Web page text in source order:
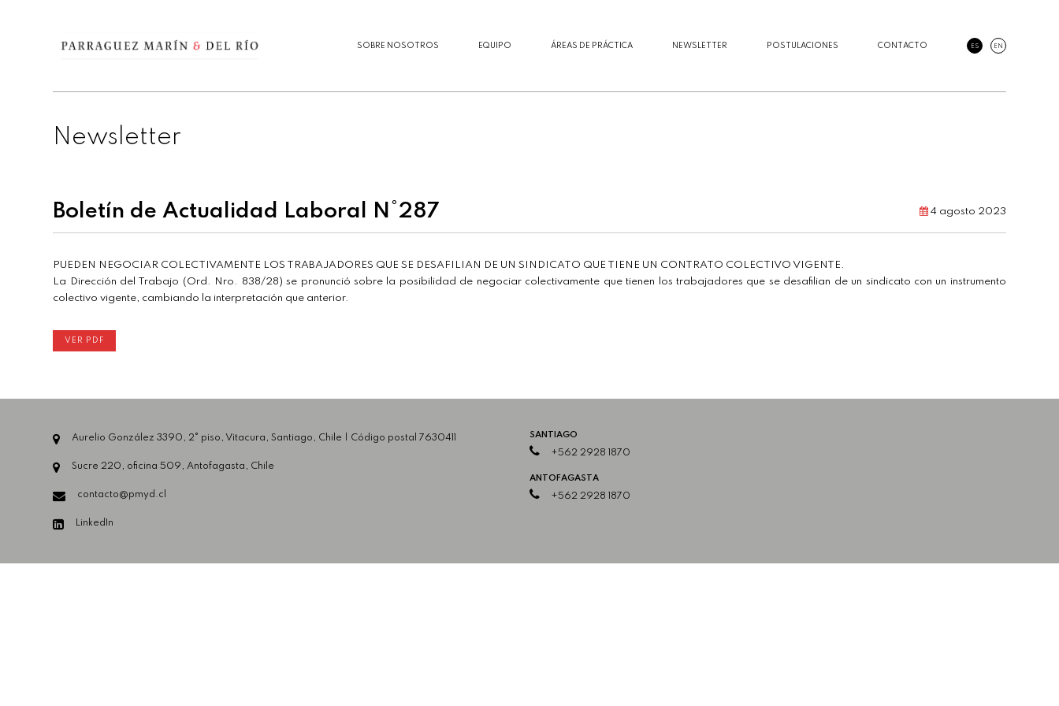
SOBRE NOSOTROS EQUIPO ÁREAS DE PRÁCTICA NEWSLETTER POSTULACIONES CONTACTO ES EN
Newsletter
Boletín de Actualidad Laboral N°287 4 agosto 2023
PUEDEN NEGOCIAR COLECTIVAMENTE LOS TRABAJADORES QUE SE DESAFILIAN DE UN SINDICATO QUE TIENE UN CONTRATO COLECTIVO VIGENTE.
La Dirección del Trabajo (Ord. Nro. 838/28) se pronunció sobre la posibilidad de negociar colectivamente que tienen los trabajadores que se desafilian de un sindicato con un instrumento
colectivo vigente, cambiando la interpretación que anterior.
VER PDF
Aurelio González 3390, 2° piso, Vitacura, Santiago, Chile | Código postal 7630411
Sucre 220, oficina 509, Antofagasta, Chile
contacto@pmyd.cl
LinkedIn
SANTIAGO
+562 2928 1870
ANTOFAGASTA
+562 2928 1870